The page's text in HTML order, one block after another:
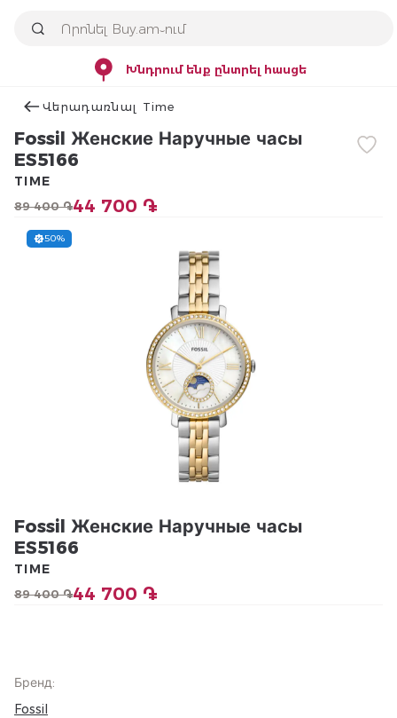
Խնդրում ենք ընտրել հասցե
Վերադառնալ Time
Fossil Женские Наручные часы
ES5166
89 400 ֏44 700 ֏
TIME
50%
Fossil Женские Наручные часы
ES5166
89 400 ֏44 700 ֏
TIME
Бренд:
Fossil